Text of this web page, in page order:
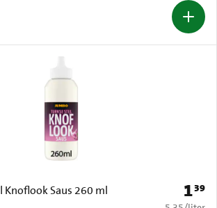
Knoflook Saus 260 ml Prijs:
139